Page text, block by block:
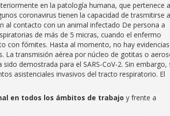
en la patología humana, que pertenece
coronavirus tienen la capacidad de trasmitirse
al contacto con un animal infectado De persona a
de más de 5 micras, cuando el enfermo
con fómites. Hasta al momento, no hay
La transmisión aérea por núcleo de gotitas o
demostrada para el SARS-CoV-2. Sin embargo,
asistenciales invasivos del tracto respiratorio. El
en todos los ámbitos de trabajo y frente a